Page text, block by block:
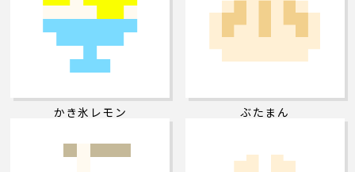
かき氷レモン ぶたまん